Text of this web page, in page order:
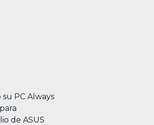
PC Always
de ASUS